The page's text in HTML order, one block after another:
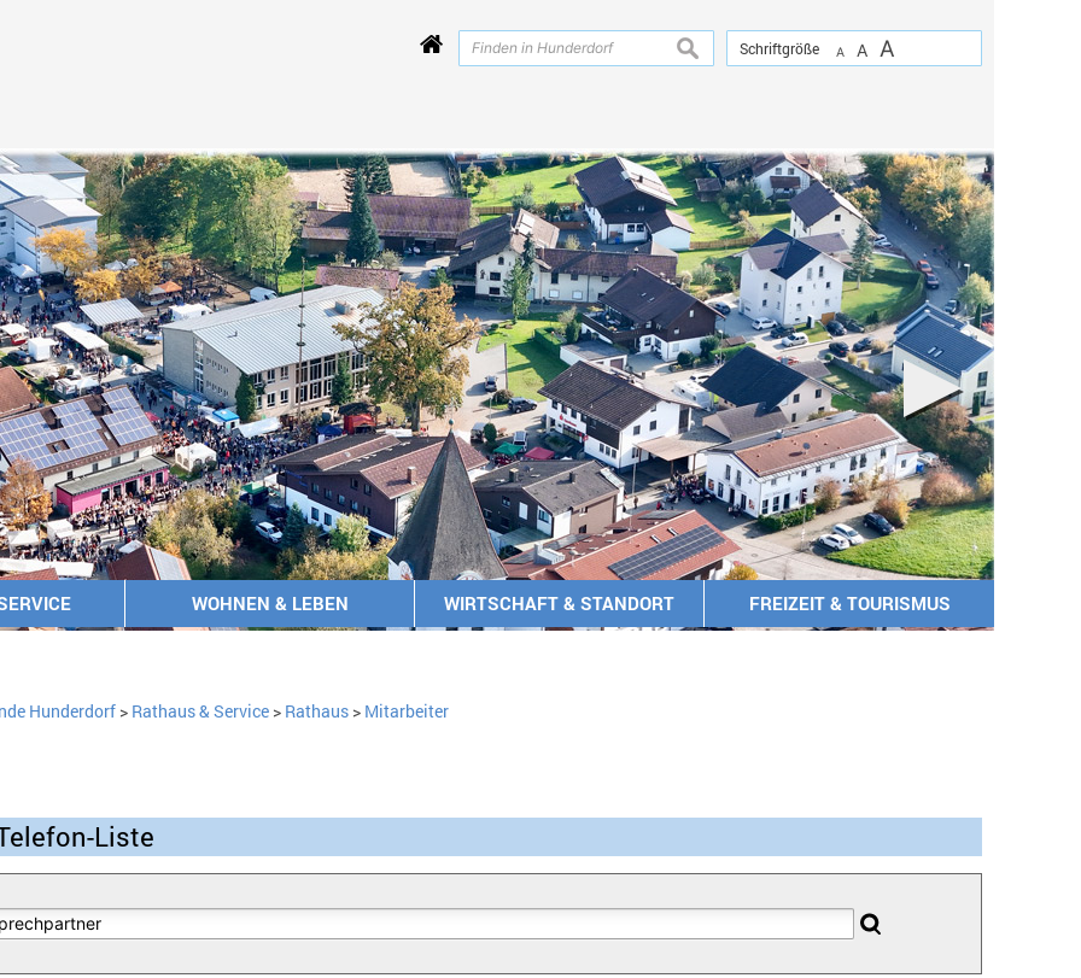
Schriftgröße A A A
suchen
WOHNEN & LEBEN WIRTSCHAFT & STANDORT FREIZEIT & TOURISMUS
Hunderdorf> Rathaus & Service> Rathaus> Mitarbeiter
Liste